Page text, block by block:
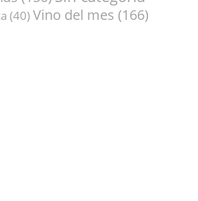
(40)Vino del mes (166)